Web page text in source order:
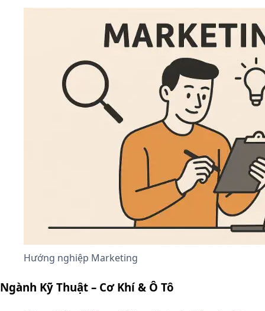
Hướng nghiệp Marketing
Ngành Kỹ Thuật – Cơ Khí & Ô Tô